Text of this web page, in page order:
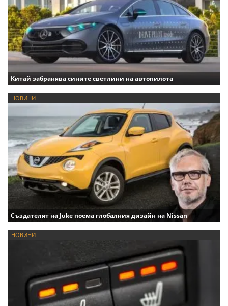
Китай забранява сините светлини на автопилота
НОВИНИ
Създателят на Juke поема глобалния дизайн на Nissan
НОВИНИ